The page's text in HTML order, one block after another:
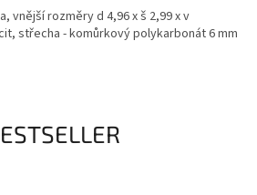
vnější rozměry d 4,96 x š 2,99 x v
střecha - komůrkový polykarbonát 6 mm